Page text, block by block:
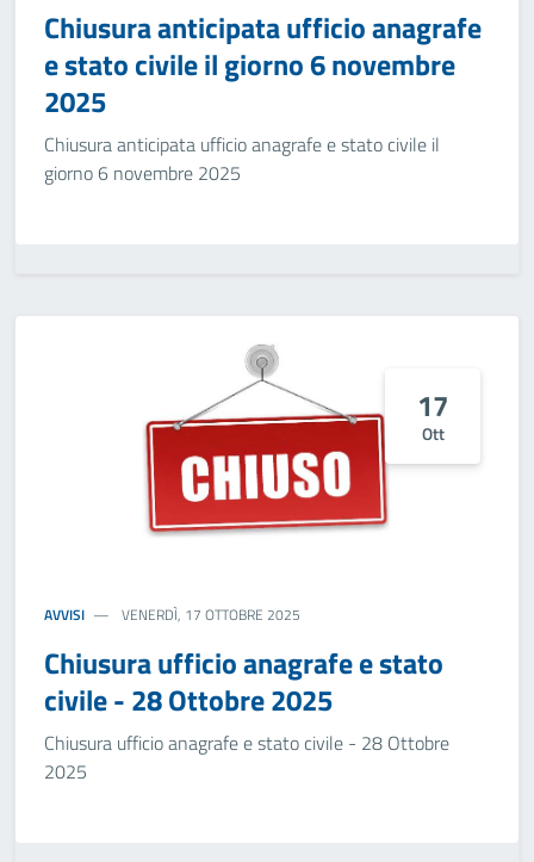
Chiusura anticipata ufficio anagrafe
e stato civile il giorno 6 novembre
2025
Chiusura anticipata ufficio anagrafe e stato civile il
giorno 6 novembre 2025
17
Ott
AVVISI VENERDÌ, 17 OTTOBRE 2025
Chiusura ufficio anagrafe e stato
civile - 28 Ottobre 2025
Chiusura ufficio anagrafe e stato civile - 28 Ottobre
2025